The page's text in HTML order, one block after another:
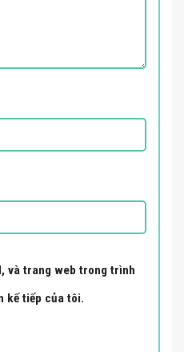
và trang web trong trình
kế tiếp của tôi.